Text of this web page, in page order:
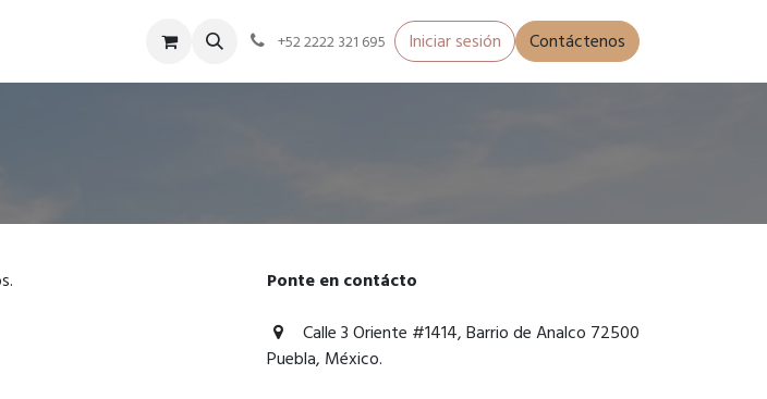
+52 2222 321 695 Iniciar sesión Contáctenos
Ponte en contácto
​ Calle 3 Oriente #1414, Barrio de Analco 72500
Puebla, México.